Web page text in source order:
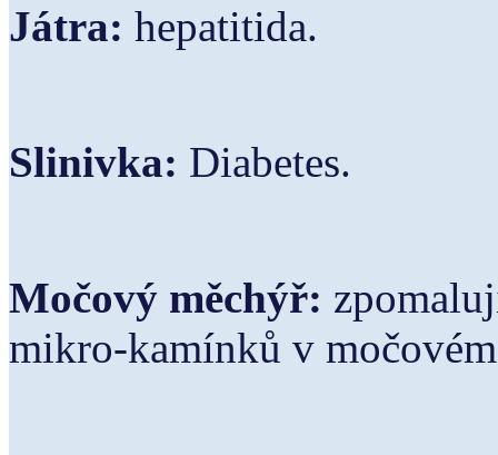
Játra: hepatitida.
Slinivka: Diabetes.
Močový měchýř:
mikro-kamínků v